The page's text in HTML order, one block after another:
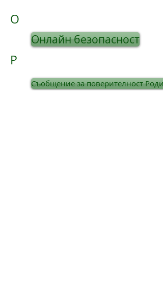
O
Онлайн безопасност
P
Съобщение за поверителност